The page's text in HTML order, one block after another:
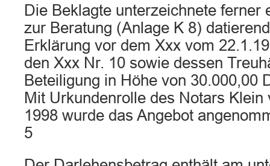
Die Beklagte unterzeichnete ferner
zur Beratung (Anlage K 8)
Erklärung vor dem Xxx vom
den Xxx Nr. 10 sowie dessen
Beteiligung in Höhe von 30.000,00
Mit Urkundenrolle des Notars Klein
1998 wurde das Angebot
5